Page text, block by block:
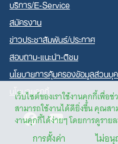
เว็บไซต์ของเราใช้งานคุกกี้เพื่อ
สามารถใช้งานได้ดียิ่งขึ้น คุณสา
งานคุกกี้ได้ง่ายๆ โดยการดูราย
การตั้งค่า ไม่อ
บริการ/E-Service
สมัครงาน
ข่าวประชาสัมพันธ์/ประกาศ
สอบถาม-แนะนำ-ติชม
นโยบายการคุ้มครองข้อมูลส่วนบุ
นโยบายคุกกี้
FacebookYoutube